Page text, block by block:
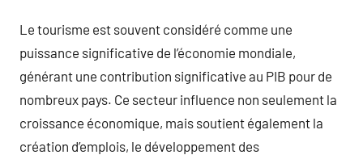
Le tourisme est souvent considéré comme une
puissance significative de l’économie mondiale,
générant une contribution significative au PIB pour de
nombreux pays. Ce secteur influence non seulement la
croissance économique, mais soutient également la
création d’emplois, le développement des